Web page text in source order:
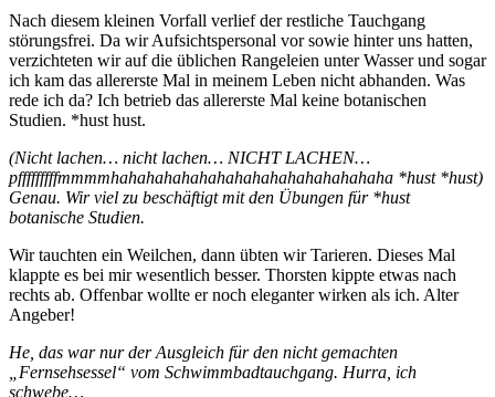
Nach diesem kleinen Vorfall verlief der restliche Tauchgang
störungsfrei. Da wir Aufsichtspersonal vor sowie hinter uns hatten,
verzichteten wir auf die üblichen Rangeleien unter Wasser und sogar
ich kam das allererste Mal in meinem Leben nicht abhanden. Was
rede ich da? Ich betrieb das allererste Mal keine botanischen
Studien. *hust hust.
(Nicht lachen… nicht lachen… NICHT LACHEN…
pfffffffffmmmmhahahahahahahahahahahahahahahaha *hust *hust)
Genau. Wir viel zu beschäftigt mit den Übungen für *hust
botanische Studien.
Wir tauchten ein Weilchen, dann übten wir Tarieren. Dieses Mal
klappte es bei mir wesentlich besser. Thorsten kippte etwas nach
rechts ab. Offenbar wollte er noch eleganter wirken als ich. Alter
Angeber!
He, das war nur der Ausgleich für den nicht gemachten
„Fernsehsessel“ vom Schwimmbadtauchgang. Hurra, ich
schwebe…